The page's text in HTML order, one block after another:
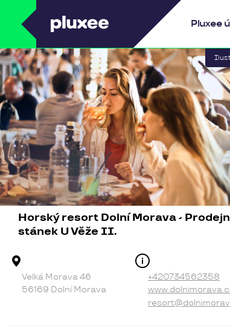
PluxeePluxee
Horský resort Dolní Morava -
stánek U Věže II.
Velká Morava 46
56169 Dolní Morava
+420734562358